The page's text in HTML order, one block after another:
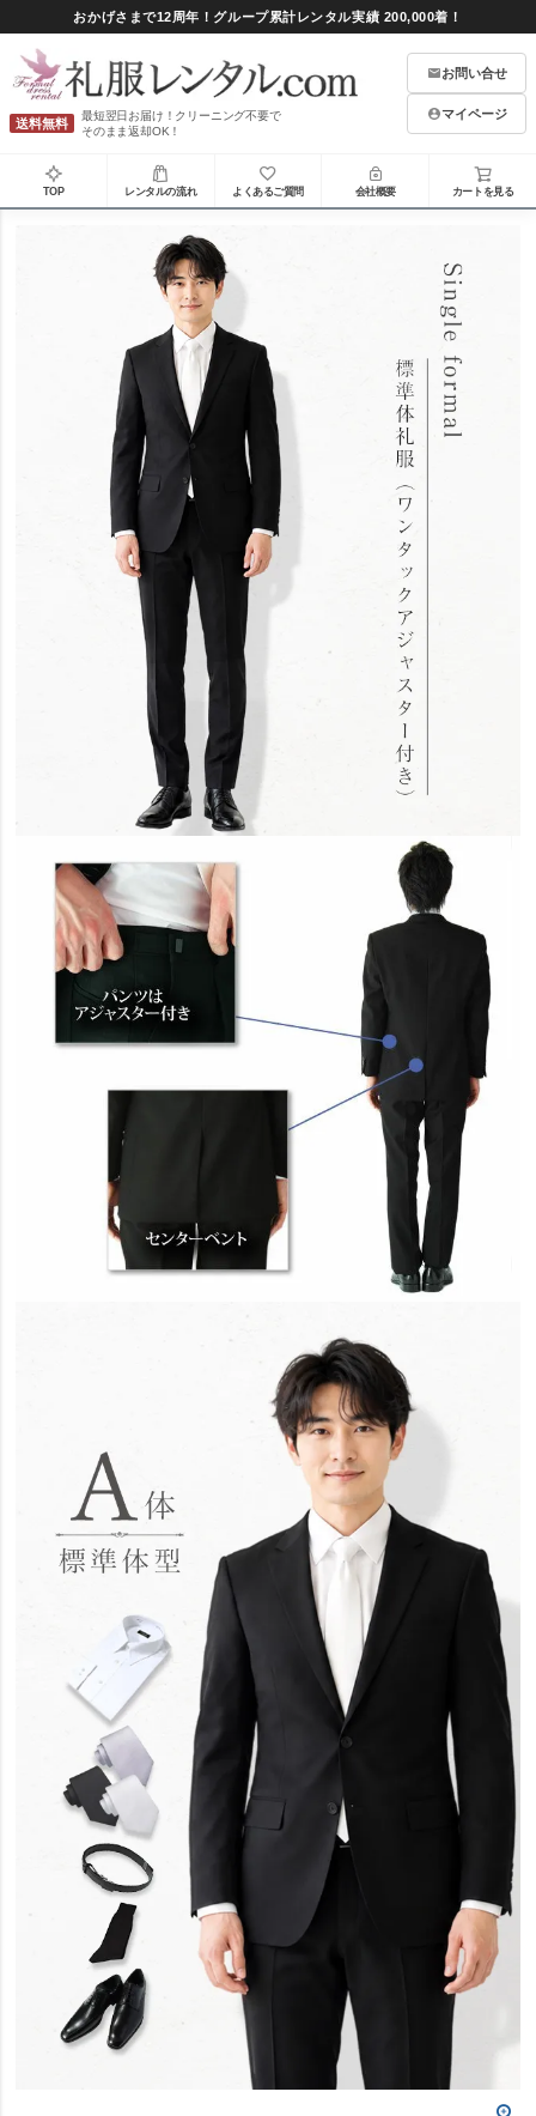
おかげさまで12周年！グループ累計レンタル実績 200,000着！
送料無料
最短翌日お届け！クリーニング不要で
そのまま返却OK！
お問い合せ
マイページ
TOP レンタルの流れ よくあるご質問 会社概要 カートを見る